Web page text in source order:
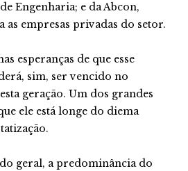
Engenharia; e da Abcon,
as empresas privadas do setor.
esperanças de que esse
sim, ser vencido no
geração. Um dos grandes
ele está longe do diema
geral, a predominância do